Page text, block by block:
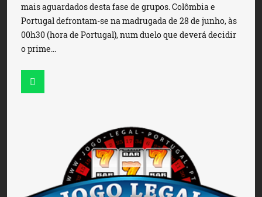
mais aguardados desta fase de grupos. Colômbia e
Portugal defrontam-se na madrugada de 28 de junho, às
00h30 (hora de Portugal), num duelo que deverá decidir
o prime...